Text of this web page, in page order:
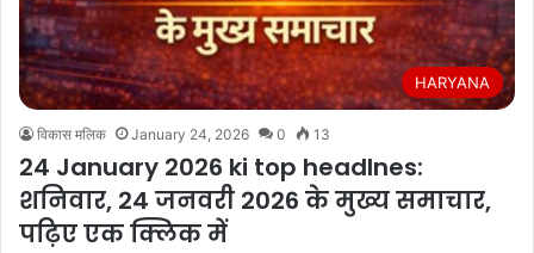
HARYANA
विकास मलिक January 24, 2026 0 13
24 January 2026 ki top headlnes:
शनिवार, 24 जनवरी 2026 के मुख्य समाचार,
पढ़िए एक क्लिक में